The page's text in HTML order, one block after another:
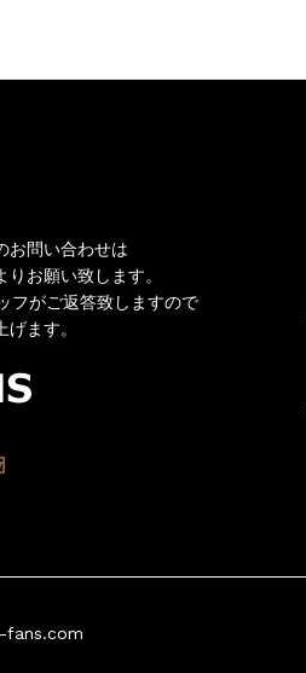
お問い合わせは
お願い致します。
フがご返答致しますので
ます。
fans.com